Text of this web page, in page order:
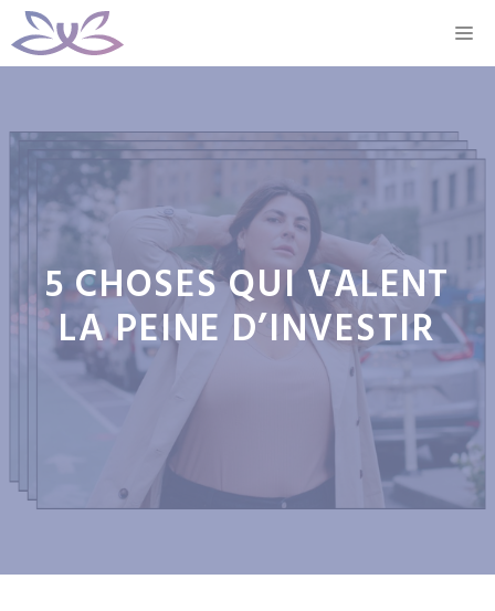
Aller
au
5 CHOSES QUI VALENT
LA PEINE D’INVESTIR